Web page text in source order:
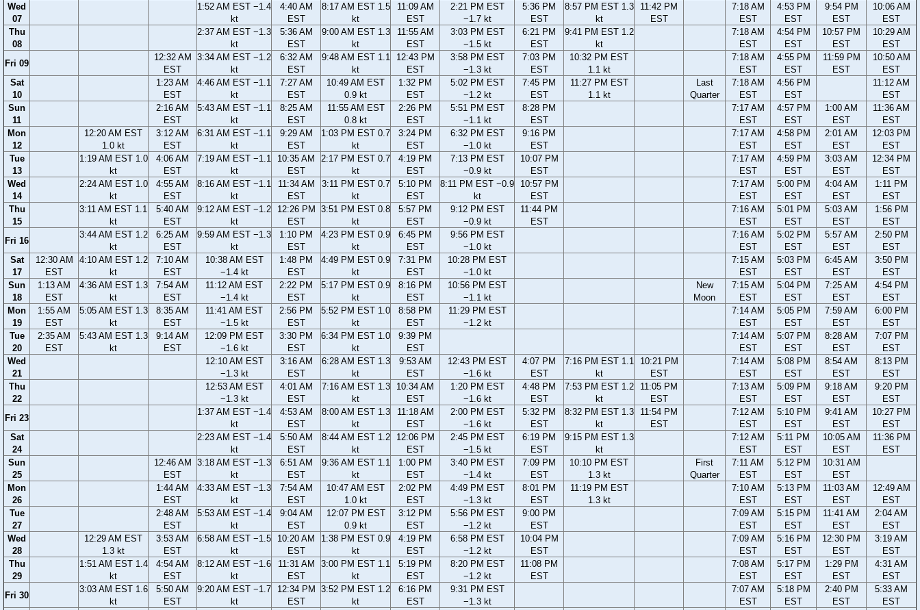
Wed
07
1:52 AM EST −1.4
kt
4:40 AM
EST
8:17 AM EST 1.5
kt
11:09 AM
EST
2:21 PM EST
−1.7 kt
5:36 PM
EST
8:57 PM EST 1.3
kt
11:42 PM
EST
7:18 AM
EST
4:53 PM
EST
9:54 PM
EST
10:06 AM
EST
Thu
08
2:37 AM EST −1.3
kt
5:36 AM
EST
9:00 AM EST 1.3
kt
11:55 AM
EST
3:03 PM EST
−1.5 kt
6:21 PM
EST
9:41 PM EST 1.2
kt
7:18 AM
EST
4:54 PM
EST
10:57 PM
EST
10:29 AM
EST
Fri 09
12:32 AM
EST
3:34 AM EST −1.2
kt
6:32 AM
EST
9:48 AM EST 1.1
kt
12:43 PM
EST
3:58 PM EST
−1.3 kt
7:03 PM
EST
10:32 PM EST
1.1 kt
7:18 AM
EST
4:55 PM
EST
11:59 PM
EST
10:50 AM
EST
Sat
10
1:23 AM
EST
4:46 AM EST −1.1
kt
7:27 AM
EST
10:49 AM EST
0.9 kt
1:32 PM
EST
5:02 PM EST
−1.2 kt
7:45 PM
EST
11:27 PM EST
1.1 kt
Last
Quarter
7:18 AM
EST
4:56 PM
EST
11:12 AM
EST
Sun
11
2:16 AM
EST
5:43 AM EST −1.1
kt
8:25 AM
EST
11:55 AM EST
0.8 kt
2:26 PM
EST
5:51 PM EST
−1.1 kt
8:28 PM
EST
7:17 AM
EST
4:57 PM
EST
1:00 AM
EST
11:36 AM
EST
Mon
12
12:20 AM EST
1.0 kt
3:12 AM
EST
6:31 AM EST −1.1
kt
9:29 AM
EST
1:03 PM EST 0.7
kt
3:24 PM
EST
6:32 PM EST
−1.0 kt
9:16 PM
EST
7:17 AM
EST
4:58 PM
EST
2:01 AM
EST
12:03 PM
EST
Tue
13
1:19 AM EST 1.0
kt
4:06 AM
EST
7:19 AM EST −1.1
kt
10:35 AM
EST
2:17 PM EST 0.7
kt
4:19 PM
EST
7:13 PM EST
−0.9 kt
10:07 PM
EST
7:17 AM
EST
4:59 PM
EST
3:03 AM
EST
12:34 PM
EST
Wed
14
2:24 AM EST 1.0
kt
4:55 AM
EST
8:16 AM EST −1.1
kt
11:34 AM
EST
3:11 PM EST 0.7
kt
5:10 PM
EST
8:11 PM EST −0.9
kt
10:57 PM
EST
7:17 AM
EST
5:00 PM
EST
4:04 AM
EST
1:11 PM
EST
Thu
15
3:11 AM EST 1.1
kt
5:40 AM
EST
9:12 AM EST −1.2
kt
12:26 PM
EST
3:51 PM EST 0.8
kt
5:57 PM
EST
9:12 PM EST
−0.9 kt
11:44 PM
EST
7:16 AM
EST
5:01 PM
EST
5:03 AM
EST
1:56 PM
EST
Fri 16
3:44 AM EST 1.2
kt
6:25 AM
EST
9:59 AM EST −1.3
kt
1:10 PM
EST
4:23 PM EST 0.9
kt
6:45 PM
EST
9:56 PM EST
−1.0 kt
7:16 AM
EST
5:02 PM
EST
5:57 AM
EST
2:50 PM
EST
Sat
17
12:30 AM
EST
4:10 AM EST 1.2
kt
7:10 AM
EST
10:38 AM EST
−1.4 kt
1:48 PM
EST
4:49 PM EST 0.9
kt
7:31 PM
EST
10:28 PM EST
−1.0 kt
7:15 AM
EST
5:03 PM
EST
6:45 AM
EST
3:50 PM
EST
Sun
18
1:13 AM
EST
4:36 AM EST 1.3
kt
7:54 AM
EST
11:12 AM EST
−1.4 kt
2:22 PM
EST
5:17 PM EST 0.9
kt
8:16 PM
EST
10:56 PM EST
−1.1 kt
New
Moon
7:15 AM
EST
5:04 PM
EST
7:25 AM
EST
4:54 PM
EST
Mon
19
1:55 AM
EST
5:05 AM EST 1.3
kt
8:35 AM
EST
11:41 AM EST
−1.5 kt
2:56 PM
EST
5:52 PM EST 1.0
kt
8:58 PM
EST
11:29 PM EST
−1.2 kt
7:14 AM
EST
5:05 PM
EST
7:59 AM
EST
6:00 PM
EST
Tue
20
2:35 AM
EST
5:43 AM EST 1.3
kt
9:14 AM
EST
12:09 PM EST
−1.6 kt
3:30 PM
EST
6:34 PM EST 1.0
kt
9:39 PM
EST
7:14 AM
EST
5:07 PM
EST
8:28 AM
EST
7:07 PM
EST
Wed
21
12:10 AM EST
−1.3 kt
3:16 AM
EST
6:28 AM EST 1.3
kt
9:53 AM
EST
12:43 PM EST
−1.6 kt
4:07 PM
EST
7:16 PM EST 1.1
kt
10:21 PM
EST
7:14 AM
EST
5:08 PM
EST
8:54 AM
EST
8:13 PM
EST
Thu
22
12:53 AM EST
−1.3 kt
4:01 AM
EST
7:16 AM EST 1.3
kt
10:34 AM
EST
1:20 PM EST
−1.6 kt
4:48 PM
EST
7:53 PM EST 1.2
kt
11:05 PM
EST
7:13 AM
EST
5:09 PM
EST
9:18 AM
EST
9:20 PM
EST
Fri 23
1:37 AM EST −1.4
kt
4:53 AM
EST
8:00 AM EST 1.3
kt
11:18 AM
EST
2:00 PM EST
−1.6 kt
5:32 PM
EST
8:32 PM EST 1.3
kt
11:54 PM
EST
7:12 AM
EST
5:10 PM
EST
9:41 AM
EST
10:27 PM
EST
Sat
24
2:23 AM EST −1.4
kt
5:50 AM
EST
8:44 AM EST 1.2
kt
12:06 PM
EST
2:45 PM EST
−1.5 kt
6:19 PM
EST
9:15 PM EST 1.3
kt
7:12 AM
EST
5:11 PM
EST
10:05 AM
EST
11:36 PM
EST
Sun
25
12:46 AM
EST
3:18 AM EST −1.3
kt
6:51 AM
EST
9:36 AM EST 1.1
kt
1:00 PM
EST
3:40 PM EST
−1.4 kt
7:09 PM
EST
10:10 PM EST
1.3 kt
First
Quarter
7:11 AM
EST
5:12 PM
EST
10:31 AM
EST
Mon
26
1:44 AM
EST
4:33 AM EST −1.3
kt
7:54 AM
EST
10:47 AM EST
1.0 kt
2:02 PM
EST
4:49 PM EST
−1.3 kt
8:01 PM
EST
11:19 PM EST
1.3 kt
7:10 AM
EST
5:13 PM
EST
11:03 AM
EST
12:49 AM
EST
Tue
27
2:48 AM
EST
5:53 AM EST −1.4
kt
9:04 AM
EST
12:07 PM EST
0.9 kt
3:12 PM
EST
5:56 PM EST
−1.2 kt
9:00 PM
EST
7:09 AM
EST
5:15 PM
EST
11:41 AM
EST
2:04 AM
EST
Wed
28
12:29 AM EST
1.3 kt
3:53 AM
EST
6:58 AM EST −1.5
kt
10:20 AM
EST
1:38 PM EST 0.9
kt
4:19 PM
EST
6:58 PM EST
−1.2 kt
10:04 PM
EST
7:09 AM
EST
5:16 PM
EST
12:30 PM
EST
3:19 AM
EST
Thu
29
1:51 AM EST 1.4
kt
4:54 AM
EST
8:12 AM EST −1.6
kt
11:31 AM
EST
3:00 PM EST 1.1
kt
5:19 PM
EST
8:20 PM EST
−1.2 kt
11:08 PM
EST
7:08 AM
EST
5:17 PM
EST
1:29 PM
EST
4:31 AM
EST
Fri 30
3:03 AM EST 1.6
kt
5:50 AM
EST
9:20 AM EST −1.7
kt
12:34 PM
EST
3:52 PM EST 1.2
kt
6:16 PM
EST
9:31 PM EST
−1.3 kt
7:07 AM
EST
5:18 PM
EST
2:40 PM
EST
5:33 AM
EST